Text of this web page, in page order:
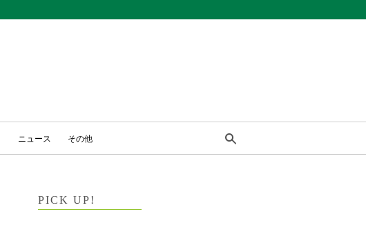
ニュース その他
PICK UP!